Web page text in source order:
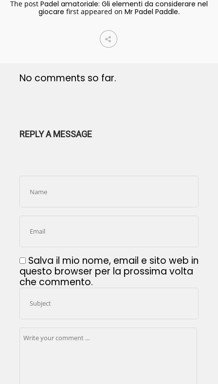
The post Padel amatoriale: Gli elementi da considerare nel
giocare first appeared on Mr Padel Paddle.
No comments so far.
REPLY A MESSAGE
Salva il mio nome, email e sito web in
questo browser per la prossima volta
che commento.